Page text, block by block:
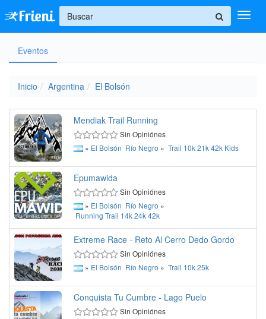
Ingresar
+
Eventos
Inicio Argentina El Bolsón
Mendiak Trail Running
Sin Opiniónes
» El Bolsón Río Negro » Trail 10k21k42k Kids
Epumawida
Sin Opiniónes
» El Bolsón Río Negro »
Running Trail 14k24k42k
Extreme Race - Reto Al Cerro Dedo Gordo
Sin Opiniónes
» El Bolsón Río Negro » Trail 10k25k
Conquista Tu Cumbre - Lago Puelo
Sin Opiniónes